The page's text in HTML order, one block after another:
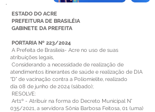
ESTADO DO ACRE
PREFEITURA DE BRASILÉIA
GABINETE DA PREFEITA
PORTARIA Nº 223/2024
A Prefeita de Brasileia- Acre no uso de suas
atribuições legais,
Considerando a necessidade de realização de
atendimentos itinerantes de saúde e realização de DIA
“D” de vacinação contra a Poliomielite, realizado
dia 08 de junho de 2024 (sábado);
RESOLVE:
Art1º - Atribuir na forma do Decreto Municipal N°
035/2021, a servidora Sônia Barbosa Feitosa, 01 (uma)